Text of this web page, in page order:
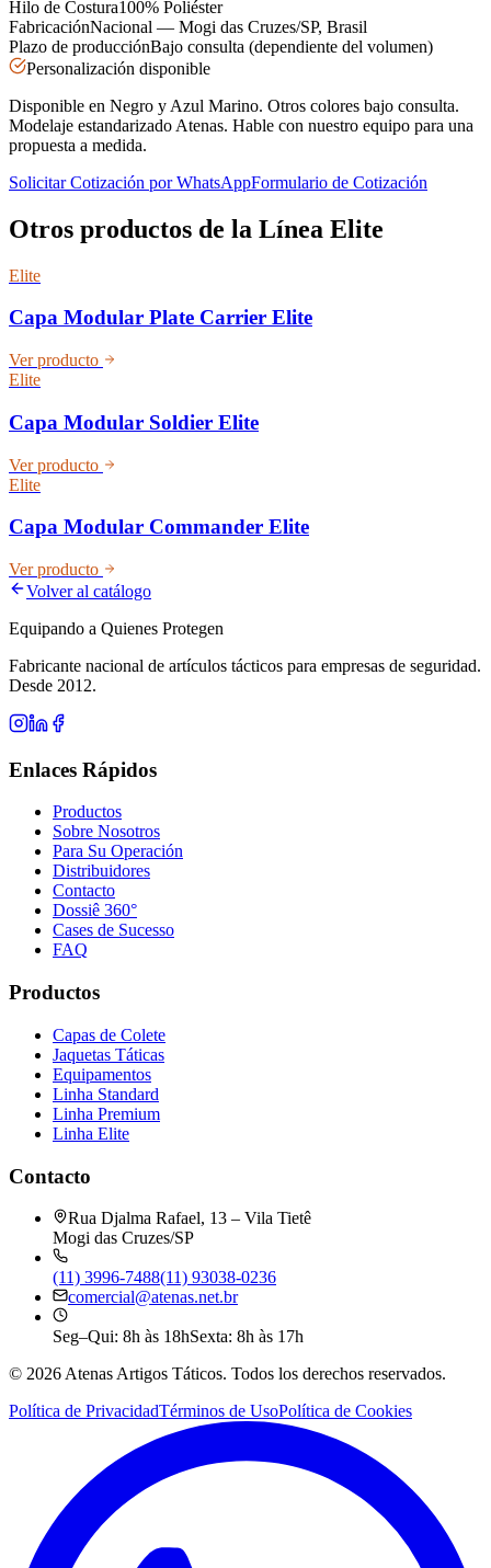
Hilo de Costura100% Poliéster
FabricaciónNacional — Mogi das Cruzes/SP, Brasil
Plazo de producciónBajo consulta (dependiente del volumen)
Personalización disponible
Disponible en Negro y Azul Marino. Otros colores bajo consulta.
Modelaje estandarizado Atenas. Hable con nuestro equipo para una
propuesta a medida.
Solicitar Cotización por WhatsAppFormulario de Cotización
Otros productos de la Línea Elite
Elite
Capa Modular Plate Carrier Elite
Ver producto
Elite
Capa Modular Soldier Elite
Ver producto
Elite
Capa Modular Commander Elite
Ver producto
Volver al catálogo
Equipando a Quienes Protegen
Fabricante nacional de artículos tácticos para empresas de seguridad.
Desde 2012.
Enlaces Rápidos
Productos
Sobre Nosotros
Para Su Operación
Distribuidores
Contacto
Dossiê 360°
Cases de Sucesso
FAQ
Productos
Capas de Colete
Jaquetas Táticas
Equipamentos
Linha Standard
Linha Premium
Linha Elite
Contacto
Rua Djalma Rafael, 13 – Vila Tietê
Mogi das Cruzes/SP
(11) 3996-7488(11) 93038-0236
comercial@atenas.net.br
Seg–Qui: 8h às 18hSexta: 8h às 17h
© 2026 Atenas Artigos Táticos. Todos los derechos reservados.
Política de PrivacidadTérminos de UsoPolítica de Cookies